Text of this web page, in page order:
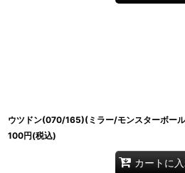
ウツドン(070/165)(ミラー/モンスターボー
100円(税込)
カートに